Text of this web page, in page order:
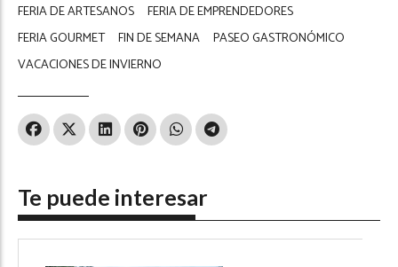
FERIA DE ARTESANOS
FERIA DE EMPRENDEDORES
FERIA GOURMET
FIN DE SEMANA
PASEO GASTRONÓMICO
VACACIONES DE INVIERNO
Te puede interesar